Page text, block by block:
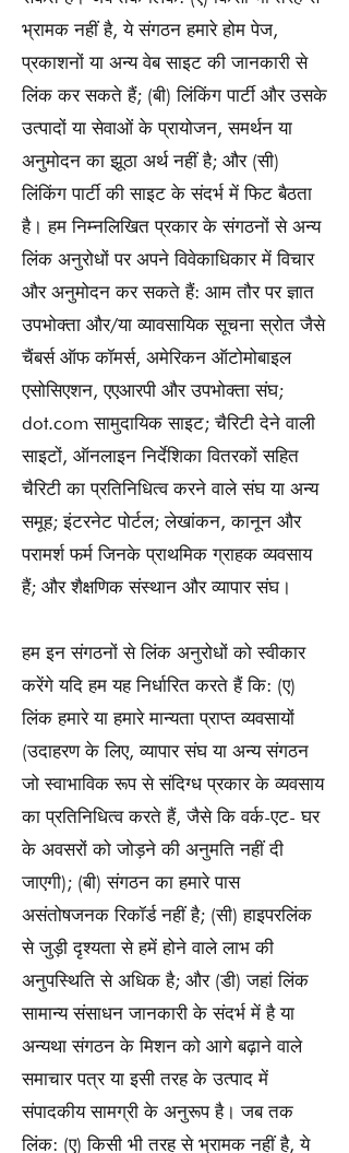
भ्रामक नहीं है, ये संगठन हमारे होम पेज,
प्रकाशनों या अन्य वेब साइट की जानकारी से
लिंक कर सकते हैं; (बी) लिंकिंग पार्टी और उसके
उत्पादों या सेवाओं के प्रायोजन, समर्थन या
अनुमोदन का झूठा अर्थ नहीं है; और (सी)
लिंकिंग पार्टी की साइट के संदर्भ में फिट बैठता
है। हम निम्नलिखित प्रकार के संगठनों से अन्य
लिंक अनुरोधों पर अपने विवेकाधिकार में विचार
और अनुमोदन कर सकते हैं: आम तौर पर ज्ञात
उपभोक्ता और/या व्यावसायिक सूचना स्रोत जैसे
चैंबर्स ऑफ कॉमर्स, अमेरिकन ऑटोमोबाइल
एसोसिएशन, एएआरपी और उपभोक्ता संघ;
dot.com सामुदायिक साइट; चैरिटी देने वाली
साइटों, ऑनलाइन निर्देशिका वितरकों सहित
चैरिटी का प्रतिनिधित्व करने वाले संघ या अन्य
समूह; इंटरनेट पोर्टल; लेखांकन, कानून और
परामर्श फर्म जिनके प्राथमिक ग्राहक व्यवसाय
हैं; और शैक्षणिक संस्थान और व्यापार संघ।
हम इन संगठनों से लिंक अनुरोधों को स्वीकार
करेंगे यदि हम यह निर्धारित करते हैं कि: (ए)
लिंक हमारे या हमारे मान्यता प्राप्त व्यवसायों
(उदाहरण के लिए, व्यापार संघ या अन्य संगठन
जो स्वाभाविक रूप से संदिग्ध प्रकार के व्यवसाय
का प्रतिनिधित्व करते हैं, जैसे कि वर्क-एट- घर
के अवसरों को जोड़ने की अनुमति नहीं दी
जाएगी); (बी) संगठन का हमारे पास
असंतोषजनक रिकॉर्ड नहीं है; (सी) हाइपरलिंक
से जुड़ी दृश्यता से हमें होने वाले लाभ की
अनुपस्थिति से अधिक है; और (डी) जहां लिंक
सामान्य संसाधन जानकारी के संदर्भ में है या
अन्यथा संगठन के मिशन को आगे बढ़ाने वाले
समाचार पत्र या इसी तरह के उत्पाद में
संपादकीय सामग्री के अनुरूप है। जब तक
लिंक: (ए) किसी भी तरह से भ्रामक नहीं है, ये